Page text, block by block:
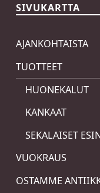
SIVUKARTTA
AJANKOHTAISTA
TUOTTEET
HUONEKALUT
KANKAAT
SEKALAISET
VUOKRAUS
OSTAMME